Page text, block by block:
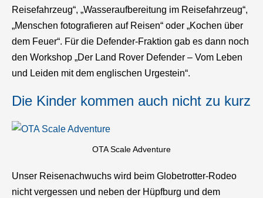
Reisefahrzeug“, „Wasseraufbereitung im Reisefahrzeug“,
„Menschen fotografieren auf Reisen“ oder „Kochen über
dem Feuer“. Für die Defender-Fraktion gab es dann noch
den Workshop „Der Land Rover Defender – Vom Leben
und Leiden mit dem englischen Urgestein“.
Die Kinder kommen auch nicht zu kurz
OTA Scale Adventure
Unser Reisenachwuchs wird beim Globetrotter-Rodeo
nicht vergessen und neben der Hüpfburg und dem